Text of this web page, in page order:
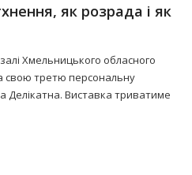
як розрада і як
Хмельницького обласного
свою третю персональну
Делікатна. Виставка триватиме